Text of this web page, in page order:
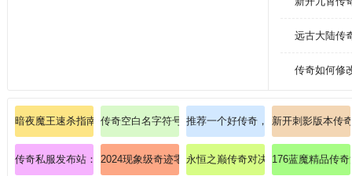
远古大陆传
传奇如何修
暗夜魔王速杀指南：秒杀触龙神的无敌秘籍！
传奇空白名字符号神速学会战士基本剑术！
推荐一个好传奇，格外欢快挖到祈祷
新开刺影版本传
传奇私服发布站：全网首发，开服快讯，独家爆料尽在掌握！
2024现象级奇迹零门槛带新手掌握法师黑龙波
永恒之巅传奇对决道士如何极致强
176蓝魔精品传